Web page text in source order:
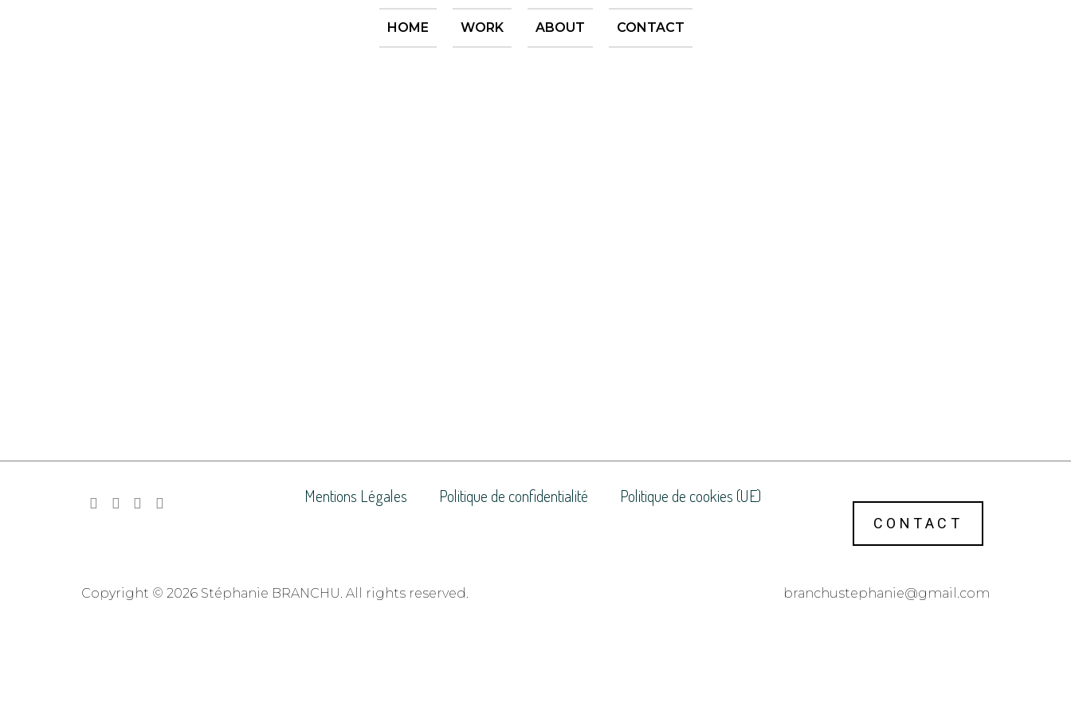
HOME WORK ABOUT CONTACT
Mentions Légales Politique de confidentialité Politique de cookies (UE)
CONTACT
Copyright © 2026 Stéphanie BRANCHU. All rights reserved. moc.liamg
@einahpetsuhcnarb